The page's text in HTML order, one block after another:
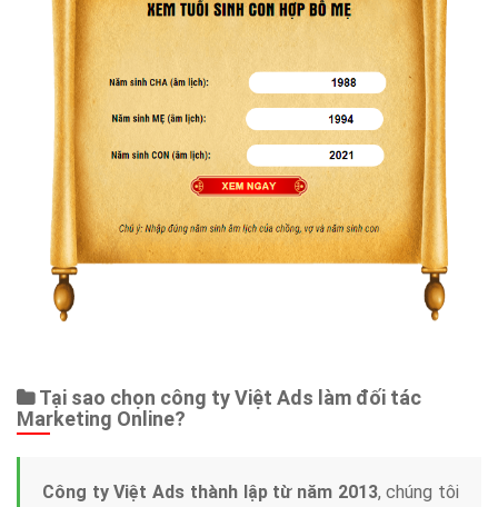
Tại sao chọn công ty Việt Ads làm đối tác
Marketing Online?
Công ty Việt Ads thành lập từ năm 2013, chúng tôi